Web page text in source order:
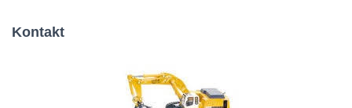
Kontakt